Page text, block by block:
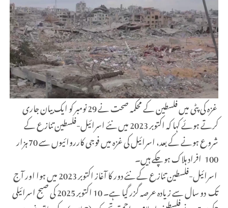
غزہ کی پٹی میں فلسطین کے محکمہ صحت نے 29 نومبر کو ایک بیان جاری
کرتے ہوئے کہا کہ اکتوبر 2023 میں نئے اسرائیل-فلسطین تنازع کے
شروع ہونے کے بعد، اسرائیل کی غزہ میں فوجی کارروائیوں سے 70 ہزار
100 افراد ہلاک ہو چکے ہیں۔
اسرائیل-فلسطین تنازع کے نئے دور کا آغاز اکتوبر 2023 میں ہوا اور آج
تک دو سال سے زیادہ عرصہ گزر گیا ہے۔ 10 اکتوبر 2025 کی صبح اسرائیلی